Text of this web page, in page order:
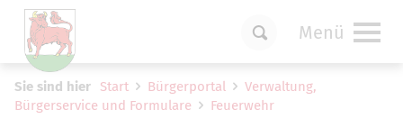
Menü
Sie sind hier Start Bürgerportal
Verwaltung,
Bürgerservice und Formulare
Feuerwehr
vornehmen zu können wird die Berechtigung
fürfunktionale Cookiesin den Cookie-